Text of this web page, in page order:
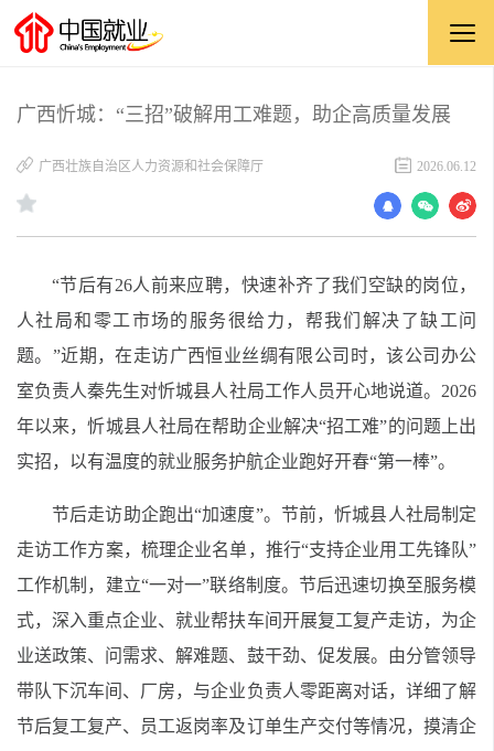
广西忻城：“三招”破解用工难题，助企高质量发展
广西壮族自治区人力资源和社会保障厅 2026.06.12
“节后有26人前来应聘，快速补齐了我们空缺的岗位，
人社局和零工市场的服务很给力，帮我们解决了缺工问
题。”近期，在走访广西恒业丝绸有限公司时，该公司办公
室负责人秦先生对忻城县人社局工作人员开心地说道。2026
年以来，忻城县人社局在帮助企业解决“招工难”的问题上出
实招，以有温度的就业服务护航企业跑好开春“第一棒”。
节后走访助企跑出“加速度”。节前，忻城县人社局制定
走访工作方案，梳理企业名单，推行“支持企业用工先锋队”
工作机制，建立“一对一”联络制度。节后迅速切换至服务模
式，深入重点企业、就业帮扶车间开展复工复产走访，为企
业送政策、问需求、解难题、鼓干劲、促发展。由分管领导
带队下沉车间、厂房，与企业负责人零距离对话，详细了解
节后复工复产、员工返岗率及订单生产交付等情况，摸清企